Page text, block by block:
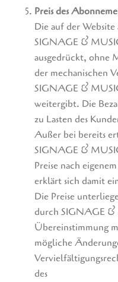
Preis des
Die auf der Website
SIGNAGE &
ausgedrückt, ohne
der mechanischen
SIGNAGE &
weitergibt. Die
zu Lasten des
Außer bei bereits
SIGNAGE &
Preise nach
erklärt sich damit
Die Preise
durch SIGNAGE &
Übereinstimmung
mögliche
des